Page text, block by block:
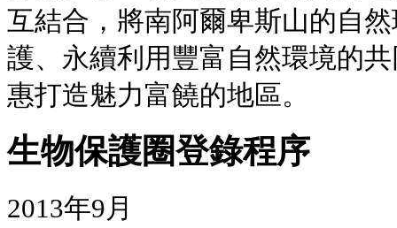
互結合，將南阿爾卑斯山的自
護、永續利用豐富自然環境的
惠打造魅力富饒的地區。
生物保護圈登錄程序
2013年9月